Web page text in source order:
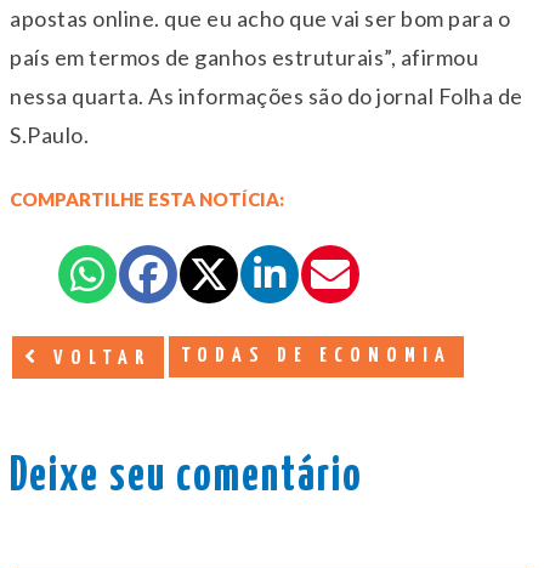
apostas online. que eu acho que vai ser bom para o
país em termos de ganhos estruturais”, afirmou
nessa quarta. As informações são do jornal Folha de
S.Paulo.
COMPARTILHE ESTA NOTÍCIA:
VOLTAR TODAS DE ECONOMIA
Deixe seu comentário